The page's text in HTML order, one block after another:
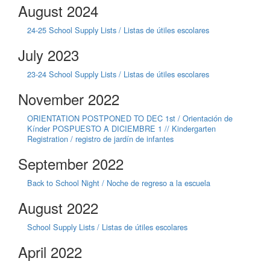
August 2024
24-25 School Supply Lists / Listas de útiles escolares
July 2023
23-24 School Supply Lists / Listas de útiles escolares
November 2022
ORIENTATION POSTPONED TO DEC 1st / Orientación de
Kínder POSPUESTO A DICIEMBRE 1 // Kindergarten
Registration / registro de jardín de infantes
September 2022
Back to School Night / Noche de regreso a la escuela
August 2022
School Supply Lists / Listas de útiles escolares
April 2022